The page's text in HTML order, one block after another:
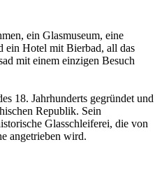
ein Glasmuseum, eine
ein Hotel mit Bierbad, all das
mit einem einzigen Besuch
18. Jahrhunderts gegründet und
Republik. Sein
Glasschleiferei, die von
angetrieben wird.